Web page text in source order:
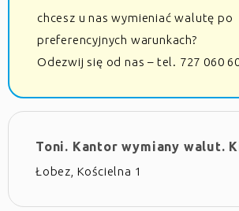
chcesz u nas wymieniać walutę po
preferencyjnych warunkach?
Odezwij się od nas – tel. 727 060
Toni. Kantor wymiany walut.
Łobez, Kościelna 1